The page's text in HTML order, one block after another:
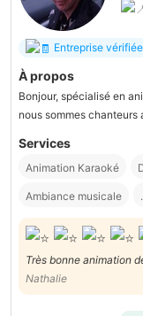
Entreprise vérifiée
À propos
Bonjour, spécialisé en
nous sommes chanteurs
Services
Animation Karaoké
Ambiance musicale
Très bonne animation
Nathalie